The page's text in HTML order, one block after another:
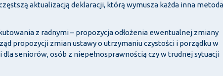
aktualizacją deklaracji, którą wymusza każda inna metoda
z radnymi – propozycja odłożenia ewentualnej zmiany
propozycji zmian ustawy o utrzymaniu czystości i porządku w
seniorów, osób z niepełnosprawnością czy w trudnej sytuacji